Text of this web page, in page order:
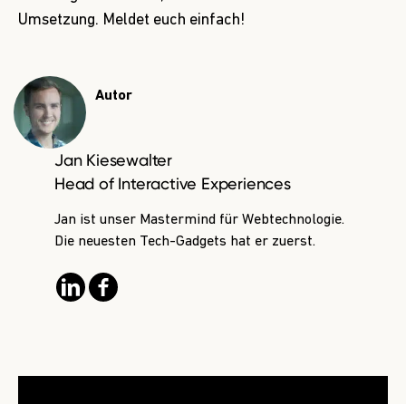
Umsetzung. Meldet euch einfach!
Autor
Jan Kiesewalter
Head of Interactive Experiences
Jan ist unser Mastermind für Webtechnologie.
Die neuesten Tech-Gadgets hat er zuerst.